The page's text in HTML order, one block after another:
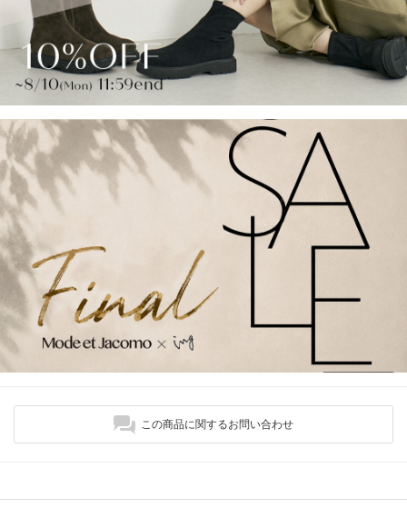
この商品に関するお問い合わせ